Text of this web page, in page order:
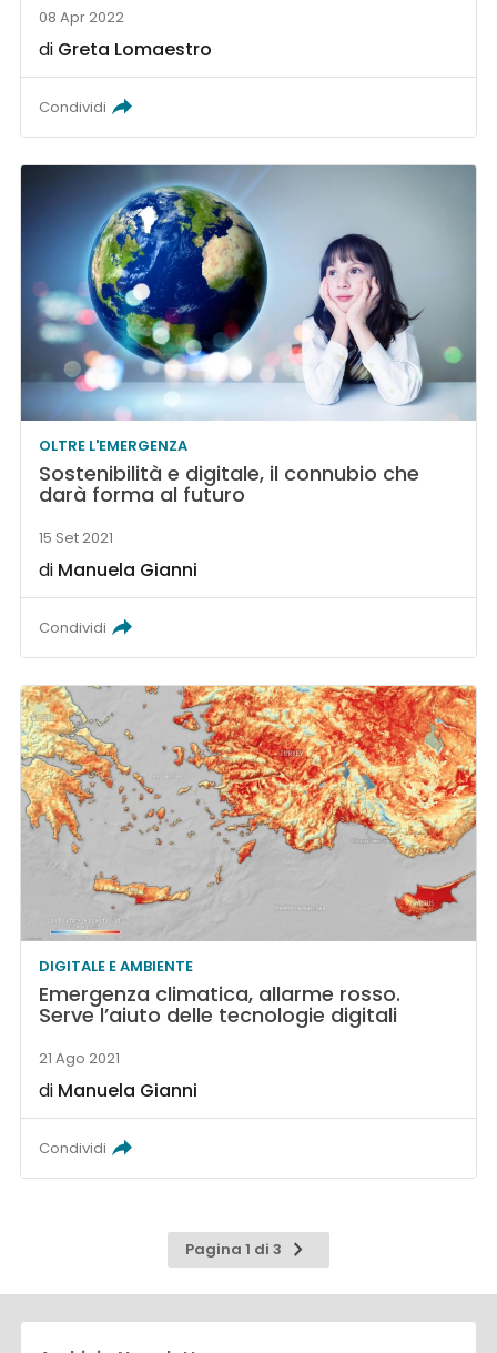
08 Apr 2022
di Greta Lomaestro
Condividi
OLTRE L'EMERGENZA
Sostenibilità e digitale, il connubio che
darà forma al futuro
15 Set 2021
di Manuela Gianni
Condividi
DIGITALE E AMBIENTE
Emergenza climatica, allarme rosso.
Serve l’aiuto delle tecnologie digitali
21 Ago 2021
di Manuela Gianni
Condividi
Pagina 1 di 3
Pagina
successiva